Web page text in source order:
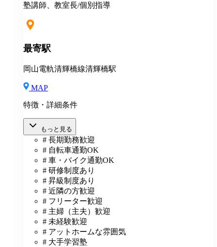
は、給与規定に基づき計算。 ※固定残業代は残業がな
室長の給与平均：月給33.1万円（2025年実績） ◆賞与
災・健康・厚生年金） ◆社宅制度 （規定あり） ◆交
通費全額支給（規定あり） ◆社内表彰制度 ◆退職金制
度 ◆再雇用制度 ◆産前産後休暇 ◆育児・介護休業制
◆保養施設利用可 など
塾講師、教室長/個別指導
最寄駅
岡山電軌清輝橋線清輝橋駅
MAP
特徴・詳細条件
もっと見る
# 長期勤務歓迎
# 自転車通勤OK
# 車・バイク通勤OK
# 研修制度あり
# 昇級制度あり
# 近隣の方歓迎
# フリーター歓迎
# 主婦（主夫）歓迎
# 未経験歓迎
# アットホームな雰囲気
# 大手学習塾